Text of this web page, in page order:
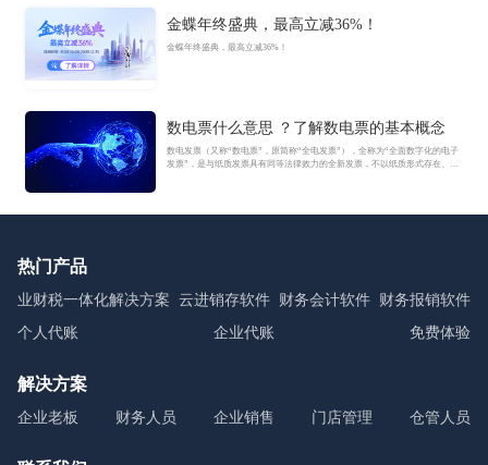
金蝶年终盛典，最高立减36%！
金蝶年终盛典，最高立减36%！
数电票什么意思 ？了解数电票的基本概念
数电发票（又称“数电票”，原简称“全电发票”），全称为“全面数字化的电子
发票”，是与纸质发票具有同等法律效力的全新发票，不以纸质形式存在、不
热门产品
业财税一体化解决方案 云进销存软件 财务会计软件 财务报销软件
个人代账
企业代账 免费体验
解决方案
企业老板 财务人员 企业销售 门店管理 仓管人员